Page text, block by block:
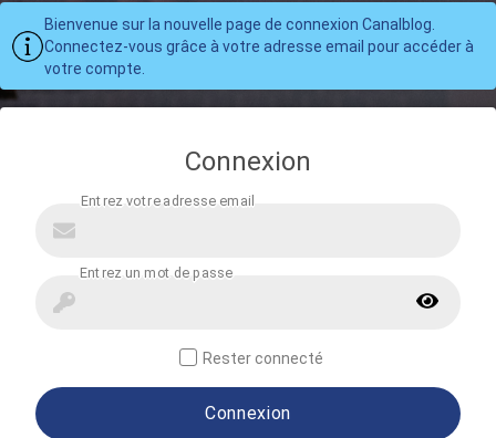
Bienvenue sur la nouvelle page de connexion Canalblog.
Connectez-vous grâce à votre adresse email pour accéder à
votre compte.
Connexion
Rester connecté
Connexion